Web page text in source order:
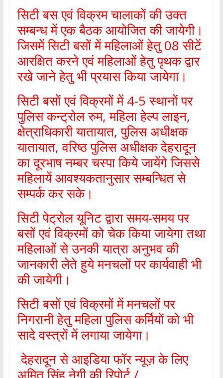
सिटी बस एवं विक्रम चालाकों की उक्त
सम्बन्ध में एक बैठक आयोजित की जायेगी।
जिसमें सिटी बसों में महिलाओं हेतु 08 सीटें
आरक्षित करने एवं महिलाओं हेतु पृथक द्वार
रखे जाने हेतु भी प्रयास किया जायेगा।
सिटी बसों एवं विक्रमों में 4-5 स्थानों पर
पुलिस कन्ट्रोल रुम, महिला हेल्प लाइन,
क्षेत्राधिकारी यातायात, पुलिस अधीक्षक
यातायात, वरिष्ठ पुलिस अधीक्षक देहरादून
का दूरभाष नम्बर चस्पा किये जायेंगे जिससे
महिलायें आवश्यकतानुसार सम्बन्धित से
सम्पर्क कर सके।
सिटी पेट्रोल यूनिट द्वारा समय-समय पर
बसों एवं विक्रमों को चेक किया जायेगा तथा
महिलाओं से उनकी यात्रा अनुभव की
जानकारी लेते हुये मनचलों पर कार्यवाही भी
की जायेगी।
सिटी बसों एवं विक्रमों में मनचलों पर
निगरानी हेतु महिला पुलिस कर्मियों को भी
सादे वस्त्रों में लगाया जायेगा।
देहरादून से आइडिया फॉर न्यूज़ के लिए